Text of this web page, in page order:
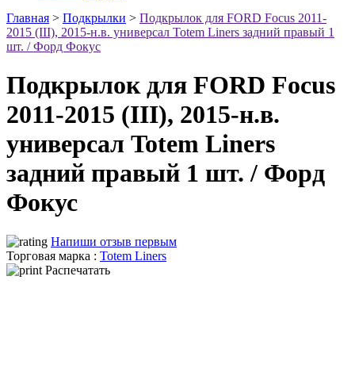
Главная > Подкрылки > Подкрылок для FORD Focus 2011-
2015 (III), 2015-н.в. универсал Totem Liners задний правый 1
шт. / Форд Фокус
Подкрылок для FORD Focus
2011-2015 (III), 2015-н.в.
универсал Totem Liners
задний правый 1 шт. / Форд
Фокус
Напиши отзыв первым
Торговая марка : Totem Liners
Распечатать